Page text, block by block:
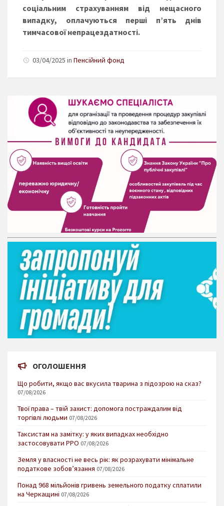
соціальним страхуванням від нещасного
випадку, оплачуються перші п’ять днів
тимчасової непрацездатності.
03/04/2025 in Пенсійний фонд
ОГОЛОШЕННЯ
Що робити, якщо вас вкусила тварина з підозрою на сказ?
07/08/2026
Твої права – твій захист: допомога постраждалим від
торгівлі людьми 07/08/2026
Таксистам на замітку: у яких випадках необхідно
застосовувати РРО 07/08/2026
Земля у власності не весь рік: як розрахувати мінімальне
податкове зобов’язання 07/08/2026
Понад 968 мільйонів гривень земельного податку сплатили
на Черкащині 07/08/2026